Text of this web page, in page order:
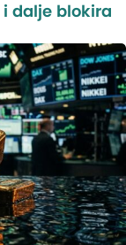
dalje blokira